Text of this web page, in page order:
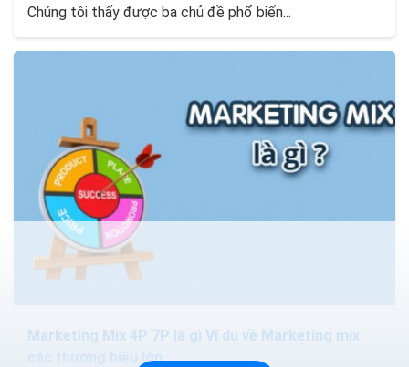
Chúng tôi thấy được ba chủ đề phổ biến...
Marketing Mix 4P 7P là gì Ví dụ về Marketing mix
các thương hiệu lớn